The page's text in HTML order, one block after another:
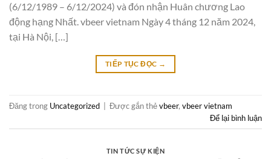
(6/12/1989 – 6/12/2024) và đón nhận Huân chương Lao
động hạng Nhất. vbeer vietnam Ngày 4 tháng 12 năm 2024,
tại Hà Nội, […]
TIẾP TỤC ĐỌC →
Đăng trong Uncategorized Được gắn thẻvbeer, vbeer vietnam
Để lại bình luận
TIN TỨC SỰ KIỆN